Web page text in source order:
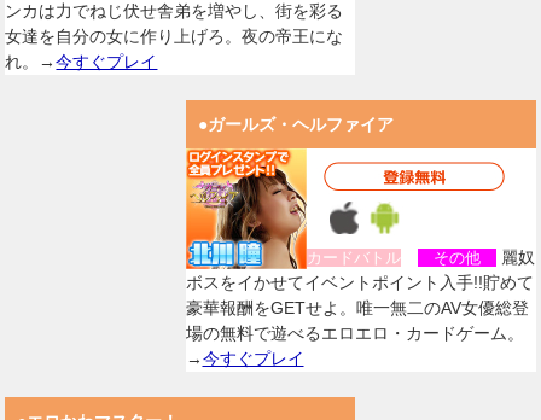
ンカは力でねじ伏せ舎弟を増やし、街を彩る
女達を自分の女に作り上げろ。夜の帝王にな
れ。→今すぐプレイ
●ガールズ・ヘルファイア
カードバトル その他
麗奴
ボスをイかせてイベントポイント入手!!貯めて
豪華報酬をGETせよ。唯一無二のAV女優総登
場の無料で遊べるエロエロ・カードゲーム。
→今すぐプレイ